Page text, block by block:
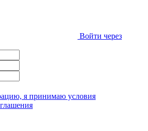
Войти через
я принимаю условия